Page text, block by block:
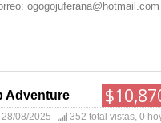
ogogojuferana@hotmail.com
Adventure
08/2025 352 total vistas, 0